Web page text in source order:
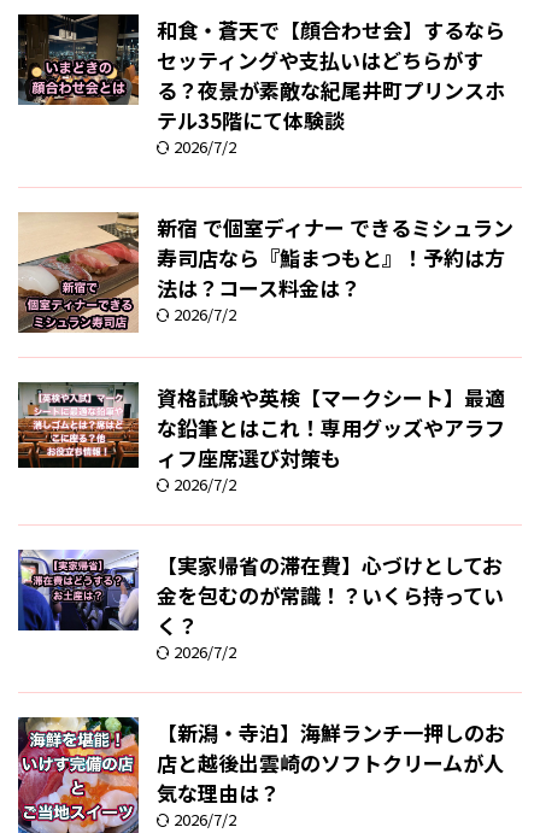
和食・蒼天で【顔合わせ会】するなら
セッティングや支払いはどちらがす
る？夜景が素敵な紀尾井町プリンスホ
テル35階にて体験談
2026/7/2
新宿 で個室ディナー できるミシュラン
寿司店なら『鮨まつもと』！予約は方
法は？コース料金は？
2026/7/2
資格試験や英検【マークシート】最適
な鉛筆とはこれ！専用グッズやアラフ
ィフ座席選び対策も
2026/7/2
【実家帰省の滞在費】心づけとしてお
金を包むのが常識！？いくら持ってい
く？
2026/7/2
【新潟・寺泊】海鮮ランチ一押しのお
店と越後出雲崎のソフトクリームが人
気な理由は？
2026/7/2